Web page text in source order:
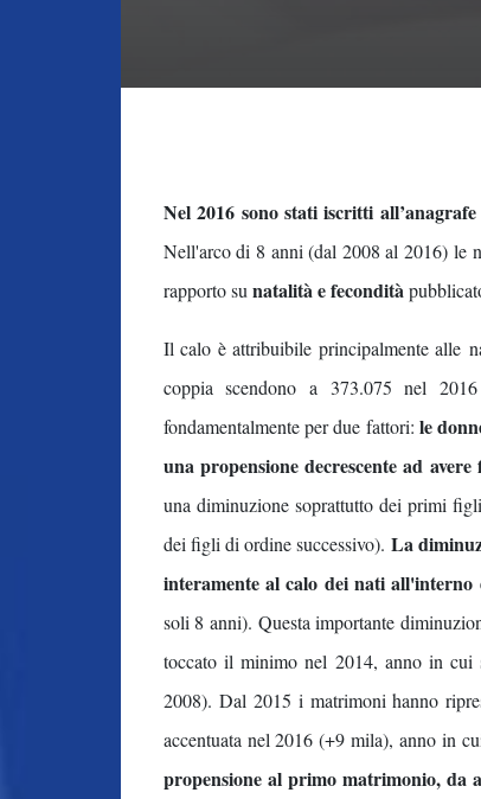
Nel 2016 sono stati iscritti
Nell'arco di 8 anni (dal 2008 al 2016) le
rapporto sunatalità e fecondità
Il calo è attribuibile principalmente alle
coppia scendono a 373.075 nel
fondamentalmente per due fattori:le
una propensione decrescente ad avere
una diminuzione soprattutto dei primi
dei figli di ordine successivo). La
interamente al calo dei nati
soli 8 anni). Questa importante
toccato il minimo nel 2014, anno in cui
2008). Dal 2015 i matrimoni hanno
accentuata nel 2016 (+9 mila), anno in
propensione al primo matrimonio, da